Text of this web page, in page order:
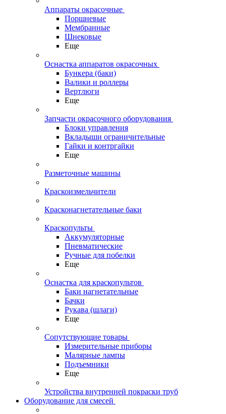
Аппараты окрасочные
Поршневые
Мембранные
Шнековые
Еще
Оснастка аппаратов окрасочных
Бункера (баки)
Валики и роллеры
Вертлюги
Еще
Запчасти окрасочного оборудования
Блоки управления
Вкладыши ограничительные
Гайки и контргайки
Еще
Разметочные машины
Краскоизмельчители
Красконагнетательные баки
Краскопульты
Аккумуляторные
Пневматические
Ручные для побелки
Еще
Оснастка для краскопультов
Баки нагнетательные
Бачки
Рукава (шлаги)
Еще
Сопутствующие товары
Измерительные приборы
Малярные лампы
Подъемники
Еще
Устройства внутренней покраски труб
Оборудование для смесей